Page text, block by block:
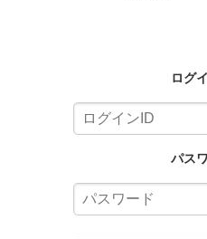
ログ
パス